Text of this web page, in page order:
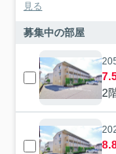
見る
募集中の部屋
2